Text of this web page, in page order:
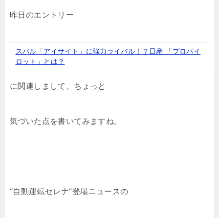
昨日のエントリー
スバル「アイサイト」に強力ライバル！？日産 「プロパイ
ロット」とは？
に関連しまして、ちょっと
気づいた点を書いてみますね。
“自動運転セレナ”登場ニュースの